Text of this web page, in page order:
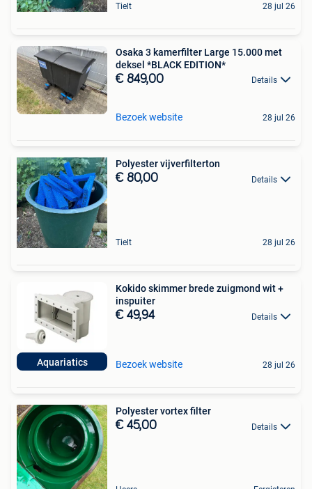
Tielt 28 jul 26
Osaka 3 kamerfilter Large 15.000 met
deksel *BLACK EDITION*
€ 849,00 Details
Bezoek website 28 jul 26
Polyester vijverfilterton
€ 80,00 Details
Tielt 28 jul 26
Aquariatics
Kokido skimmer brede zuigmond wit +
inspuiter
€ 49,94 Details
Bezoek website 28 jul 26
Polyester vortex filter
€ 45,00 Details